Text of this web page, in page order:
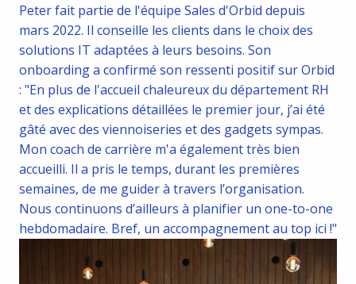
Peter fait partie de l'équipe Sales d'Orbid depuis
mars 2022. Il conseille les clients dans le choix des
solutions IT adaptées à leurs besoins. Son
onboarding a confirmé son ressenti positif sur Orbid
: "En plus de l'accueil chaleureux du département RH
et des explications détaillées le premier jour, j’ai été
gâté avec des viennoiseries et des gadgets sympas.
Mon coach de carrière m'a également très bien
accueilli. Il a pris le temps, durant les premières
semaines, de me guider à travers l’organisation.
Nous continuons d’ailleurs à planifier un one-to-one
hebdomadaire. Bref, un accompagnement au top ici !"